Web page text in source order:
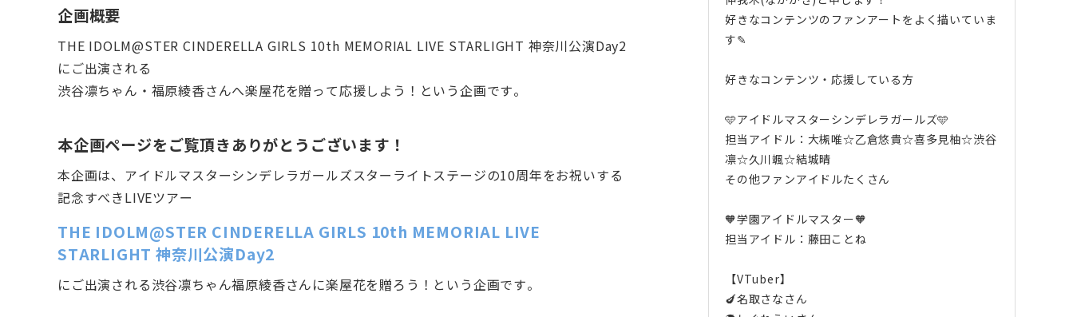
企画概要
THE IDOLM@STER CINDERELLA GIRLS 10th MEMORIAL LIVE STARLIGHT 神奈川公演Day2
にご出演される
渋谷凛ちゃん・福原綾香さんへ楽屋花を贈って応援しよう！という企画です。
本企画ページをご覧頂きありがとうございます！
本企画は、アイドルマスターシンデレラガールズスターライトステージの10周年をお祝いする
記念すべきLIVEツアー
THE IDOLM@STER CINDERELLA GIRLS 10th MEMORIAL LIVE
STARLIGHT 神奈川公演Day2
にご出演される渋谷凛ちゃん福原綾香さんに楽屋花を贈ろう！という企画です。
好きなコンテンツのファンアートをよく描いていま
す✎
好きなコンテンツ・応援している方
🩵アイドルマスターシンデレラガールズ🩵
担当アイドル：大槻唯☆乙倉悠貴☆喜多見柚☆渋谷
凛☆久川颯☆結城晴
その他ファンアイドルたくさん
‪🧡‬‪学園アイドルマスター🧡
担当アイドル：藤田ことね
【VTuber】
🍆名取さなさん